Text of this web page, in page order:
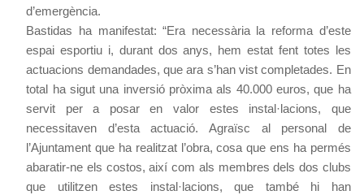
d’emergència.
Bastidas ha manifestat: “Era necessària la reforma d’este
espai esportiu i, durant dos anys, hem estat fent totes les
actuacions demandades, que ara s’han vist completades. En
total ha sigut una inversió pròxima als 40.000 euros, que ha
servit per a posar en valor estes instal·lacions, que
necessitaven d’esta actuació. Agraïsc al personal de
l’Ajuntament que ha realitzat l’obra, cosa que ens ha permés
abaratir-ne els costos, així com als membres dels dos clubs
que utilitzen estes instal·lacions, que també hi han